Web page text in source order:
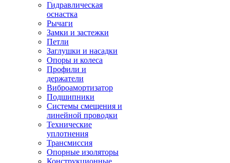
Гидравлическая
оснастка
Рычаги
Замки и застежки
Петли
Заглушки и насадки
Опоры и колеса
Профили и
держатели
Виброамортизатор
Подшипники
Системы смещения и
линейной проводки
Технические
уплотнения
Трансмиссия
Опорные изоляторы
Конструкционные